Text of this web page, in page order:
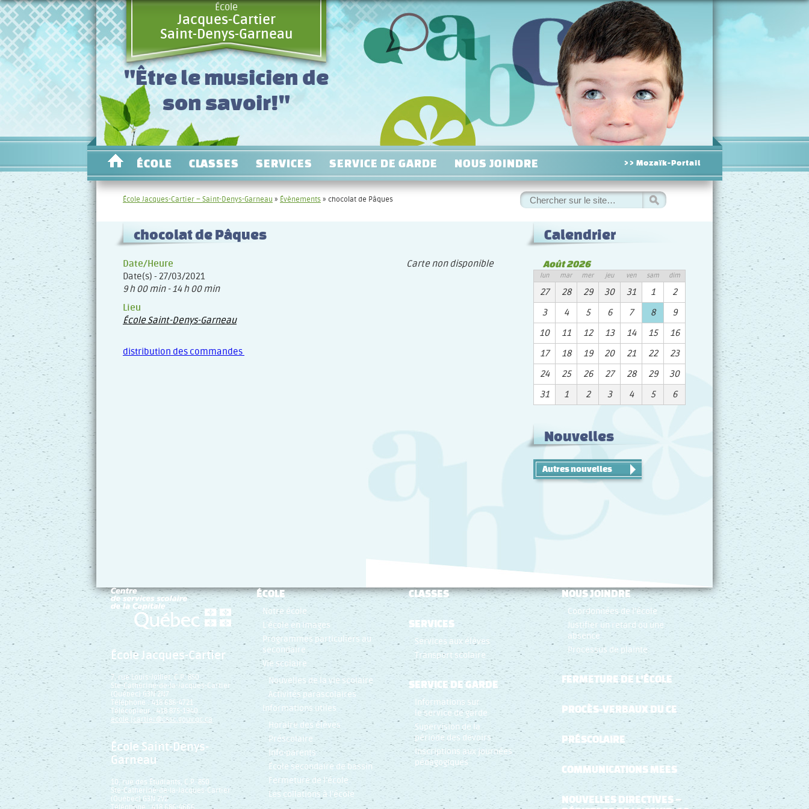
École
Jacques-Cartier
Saint-Denys-Garneau
"Être le musicien de
son savoir!"
ÉCOLE CLASSES SERVICES SERVICE DE GARDE NOUS JOINDRE >> Mozaïk-Portail
École Jacques-Cartier – Saint-Denys-Garneau » Évènements » chocolat de Pâques
Rechercher
:
chocolat de Pâques
Carte non disponible
Date/Heure
Date(s) - 27/03/2021
9 h 00 min - 14 h 00 min
Lieu
École Saint-Denys-Garneau
distribution des commandes
Calendrier
Août 2026
lun mar mer jeu ven sam dim
27 28 29 30 31 1
2
3
4 5 6 7 8
9
10
11 12 13 14 15
16
17
18 19 20 21 22
23
24
25 26 27 28 29
30
31
1 2 3 4 5 6
Nouvelles
Autres nouvelles
École Jacques-Cartier
7, rue Louis-Jolliet, C.P. 850
Ste-Catherine-de-la-Jacques-Cartier
(Québec) G3N 2N7
Téléphone : 418 686-4721
Télécopieur : 418 875-1940
ecole.jcartier@cssc.gouv.qc.ca
École Saint-Denys-
Garneau
10, rue des Étudiants, C.P. 850
Ste-Catherine-de-la-Jacques-Cartier
(Québec) G3N 2V2
Téléphone : 418 686-4666
ÉCOLE
Notre école
L’école en images
Programmes particuliers au
secondaire
Vie scolaire
Nouvelles de la vie scolaire
Activités parascolaires
Informations utiles
Horaire des élèves
Préscolaire
Info-parents
École secondaire de bassin
Fermeture de l’école
Les collations à l’école
CLASSES
SERVICES
Services aux élèves
Transport scolaire
SERVICE DE GARDE
Informations sur
le service de garde
Supervision de la
période des devoirs
Inscriptions aux journées
pédagogiques
NOUS JOINDRE
Coordonnées de l’école
Justifier un retard ou une
absence
Processus de plainte
FERMETURE DE L’ÉCOLE
PROCÈS-VERBAUX DU CE
PRÉSCOLAIRE
COMMUNICATIONS MEES
NOUVELLES DIRECTIVES –